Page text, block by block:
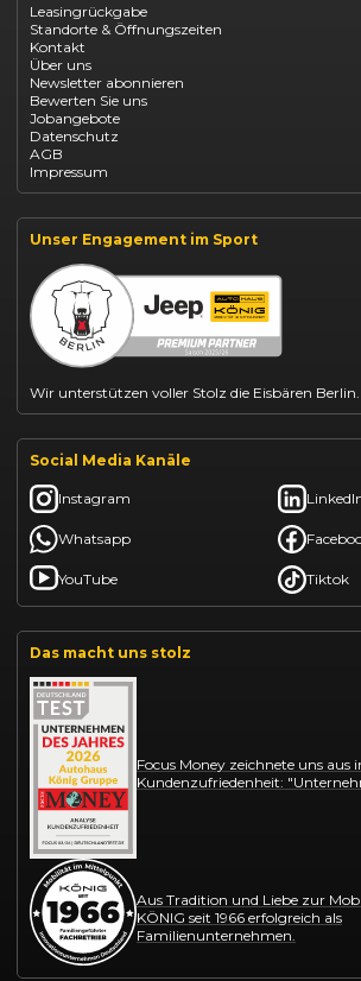
Opel Astra leasen
Opel Mokka kaufen
Opel Grandland finanzieren
Opel Vivaro Gewerbeleasing
Fiat 500 finanzieren
Fiat Panda leasen
Dacia Duster finanzieren
Dacia Sandero kaufen
Dacia Jogger leasen
Jeep Compass leasen
Jeep Renegade finanzieren
Suzuki Swift finanzieren
BYD Dolphin finanzieren
Kia Ceed finanzieren
Kia Sportage leasen
Mazda CX-30 finanzieren
Citroën C3 leasen
Leasingrückgabe
Standorte & Öffnungszeiten
Kontakt
Über uns
Newsletter abonnieren
Bewerten Sie uns
Jobangebote
Datenschutz
AGB
Impressum
Unser Engagement im Sport
Wir unterstützen voller Stolz die Eisbären Berlin.
Social Media Kanäle
Instagram
Whatsapp
YouTube Tiktok
Das macht uns stolz
Focus Money zeichnete uns aus
Kundenzufriedenheit:
Aus Tradition und Liebe zur
KÖNIG seit 1966 erfolgreich als
Familienunternehmen.